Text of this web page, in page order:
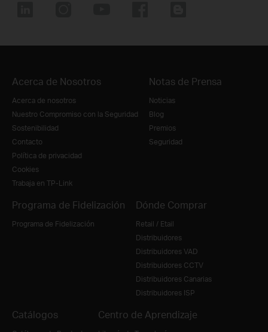
Acerca de Nosotros
Acerca de nosotros
Nuestro Compromiso con la Seguridad
Sostenibilidad
Contacto
Política de privacidad
Cookies
Trabaja en TP-Link
Notas de Prensa
Noticias
Blog
Premios
Seguridad
Programa de Fidelización
Programa de Fidelización
Dónde Comprar
Retail / Etail
Distribuidores
Distribuidores VAD
Distribuidores CCTV
Distribuidores Canarias
Distribuidores ISP
Catálogos Centro de Aprendizaje